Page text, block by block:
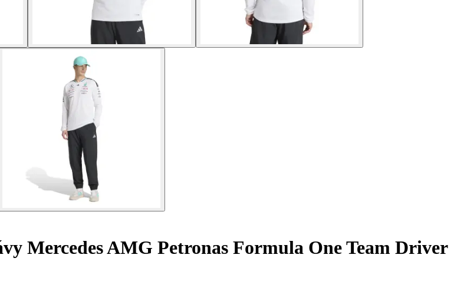
Mercedes AMG Petronas Formula One Team Driver